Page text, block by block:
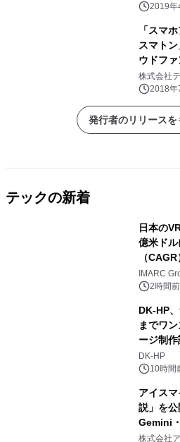
2019年
「スマ
スマト
ウドフ
開始～
株式会社
2018年
発行者のリリースを
テックの新着
日本の
億米ド
（
IMARC
2時間前
DK-HP
までワ
ージ制
DK-HP
10時間
アイス
説」を
Gemini
比較―自
株式会社